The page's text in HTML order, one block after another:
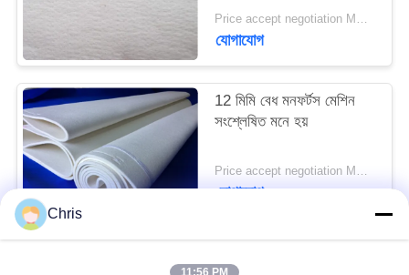
Price accept negotiation MOQ:এক পিসি
যোগাযোগ
12 মিমি বেধ মনফর্টস মেশিন
সংশ্লেষিত মনে হয়
Price accept negotiation MOQ:1 টুকরা
যোগাযোগ
Chris
11:56 PM